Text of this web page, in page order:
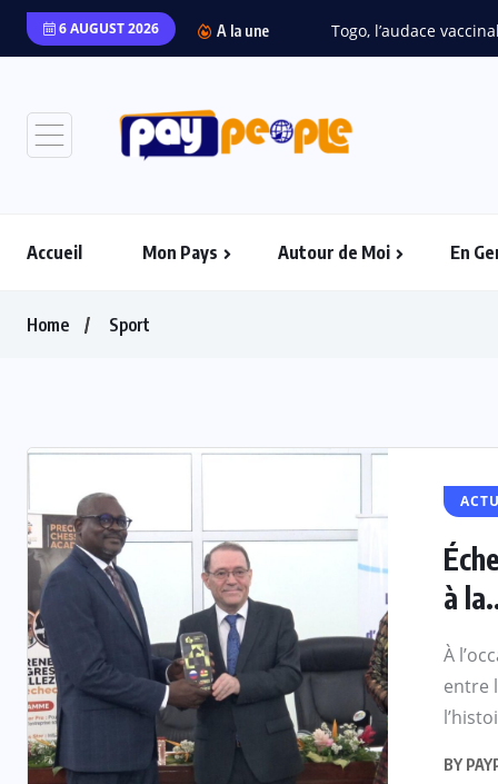
6 AUGUST 2026 A la une Togo, l’audace
Accueil Mon Pays Autour de Moi En
Home Sport
à
À
entre
BY